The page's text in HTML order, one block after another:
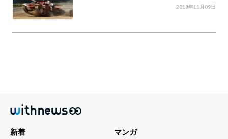
2018年11月09日
新着 マンガ